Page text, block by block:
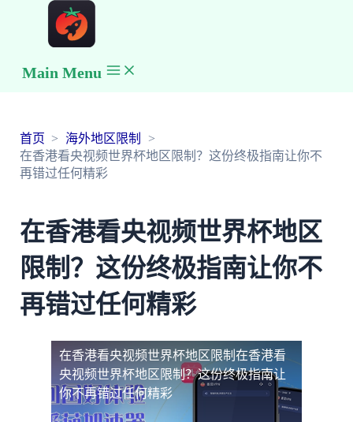
Main Menu
首页
海外地区限制
在香港看央视频世界杯地区限制？这份终极指南让你不
再错过任何精彩
在香港看央视频世界杯地区
限制？这份终极指南让你不
再错过任何精彩
在香港看央视频世界杯地区限制 在香港看
央视频世界杯地区限制？这份终极指南让
你不再错过任何精彩